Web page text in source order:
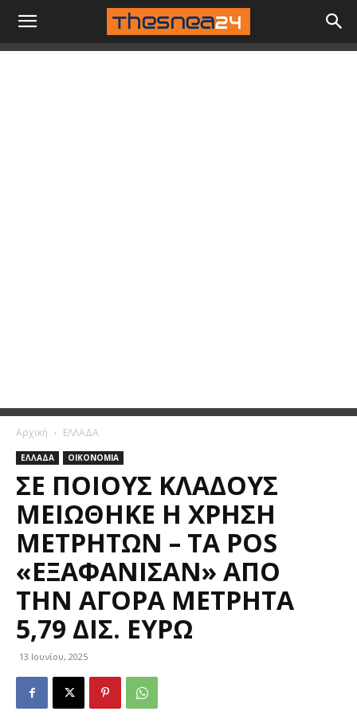
Αρχική ΕΛΛΑΔΑ
ΕΛΛΑΔΑ ΟΙΚΟΝΟΜΙΑ
ΣΕ ΠΟΙΟΥΣ ΚΛΆΔΟΥΣ
ΜΕΙΏΘΗΚΕ Η ΧΡΉΣΗ
ΜΕΤΡΗΤΏΝ – ΤΑ POS
«ΕΞΑΦΆΝΙΣΑΝ» ΑΠΌ
ΤΗΝ ΑΓΟΡΆ ΜΕΤΡΗΤΆ
5,79 ΔΙΣ. ΕΥΡΏ
13 Ιουνίου, 2025